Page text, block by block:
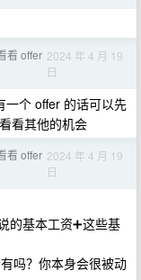
看 offer 2024 年 4 月 19
日
一个 offer 的话可以先
看其他的机会
看 offer 2024 年 4 月 19
日
的基本工资➕这些基
吗？你本身会很被动